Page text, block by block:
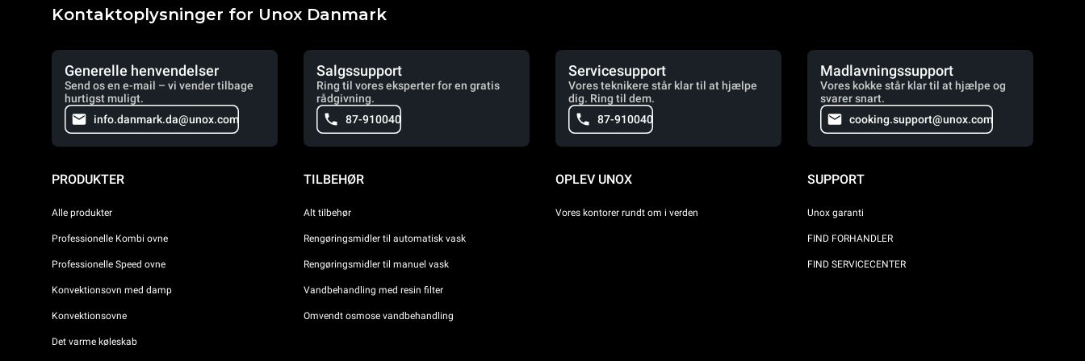
Kontaktoplysninger for Unox Danmark
Generelle henvendelser
Send os en e-mail – vi vender tilbage
hurtigst muligt.
info.danmark.da@unox.com
Salgssupport
Ring til vores eksperter for en gratis
rådgivning.
87-910040
Servicesupport
Vores teknikere står klar til at hjælpe
dig. Ring til dem.
87-910040
Madlavningssupport
Vores kokke står klar til at hjælpe og
svarer snart.
cooking.support@unox.com
PRODUKTER
Alle produkter
Professionelle Kombi ovne
Professionelle Speed ovne
Konvektionsovn med damp
Konvektionsovne
Det varme køleskab
TILBEHØR
Alt tilbehør
Rengøringsmidler til automatisk vask
Rengøringsmidler til manuel vask
Vandbehandling med resin filter
Omvendt osmose vandbehandling
OPLEV UNOX
Vores kontorer rundt om i verden
SUPPORT
Unox garanti
FIND FORHANDLER
FIND SERVICECENTER